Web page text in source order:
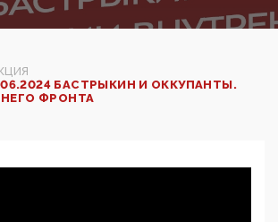
БАСТРЫКИН И ОККУПАНТЫ.
ФРОНТА